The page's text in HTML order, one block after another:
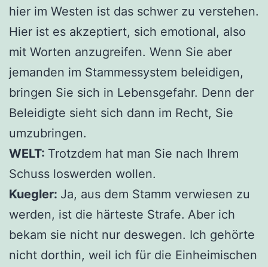
hier im Westen ist das schwer zu verstehen.
Hier ist es akzeptiert, sich emotional, also
mit Worten anzugreifen. Wenn Sie aber
jemanden im Stammessystem beleidigen,
bringen Sie sich in Lebensgefahr. Denn der
Beleidigte sieht sich dann im Recht, Sie
umzubringen.
WELT: Trotzdem hat man Sie nach Ihrem
Schuss loswerden wollen.
Kuegler: Ja, aus dem Stamm verwiesen zu
werden, ist die härteste Strafe. Aber ich
bekam sie nicht nur deswegen. Ich gehörte
nicht dorthin, weil ich für die Einheimischen